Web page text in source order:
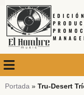
Portada » Tru-Desert